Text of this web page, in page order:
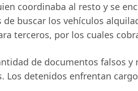
coordinaba al resto y se
buscar los vehículos
terceros, por los cuales
de documentos falsos y
Los detenidos enfrentan